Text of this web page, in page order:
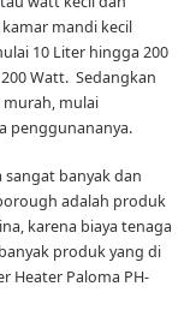
mandi kecil
10 Liter hingga 200
Watt. Sedangkan
mulai
penggunananya.
banyak dan
adalah produk
karena biaya tenaga
produk yang di
Heater Paloma PH-